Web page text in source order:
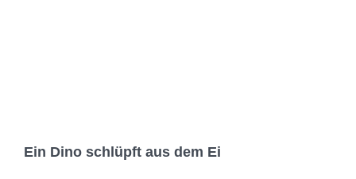
Ein Dino schlüpft aus dem Ei